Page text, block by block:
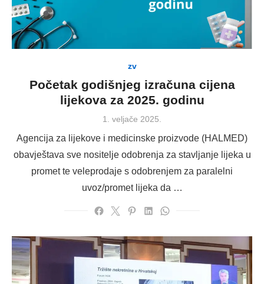
zv
Početak godišnjeg izračuna cijena
lijekova za 2025. godinu
Posted
1. veljače 2025.
Agencija za lijekove i medicinske proizvode (HALMED)
obavještava sve nositelje odobrenja za stavljanje lijeka u
promet te veleprodaje s odobrenjem za paralelni
uvoz/promet lijeka da …